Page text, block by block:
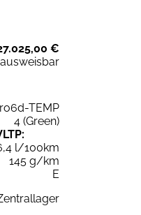
€
ausweisbar
TEMP
4 (Green)
l/100km
145 g/km
E